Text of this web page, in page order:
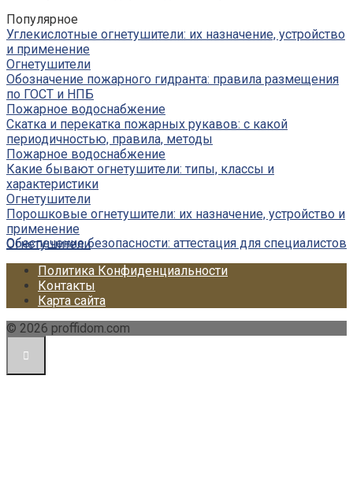
Популярное
Углекислотные огнетушители: их назначение, устройство
и применение
Огнетушители
Обозначение пожарного гидранта: правила размещения
по ГОСТ и НПБ
Пожарное водоснабжение
Скатка и перекатка пожарных рукавов: с какой
периодичностью, правила, методы
Пожарное водоснабжение
Какие бывают огнетушители: типы, классы и
характеристики
Огнетушители
Порошковые огнетушители: их назначение, устройство и
применение
Огнетушители
Обеспечение безопасности: аттестация для специалистов
Политика Конфиденциальности
Контакты
Карта сайта
© 2026 proffidom.com